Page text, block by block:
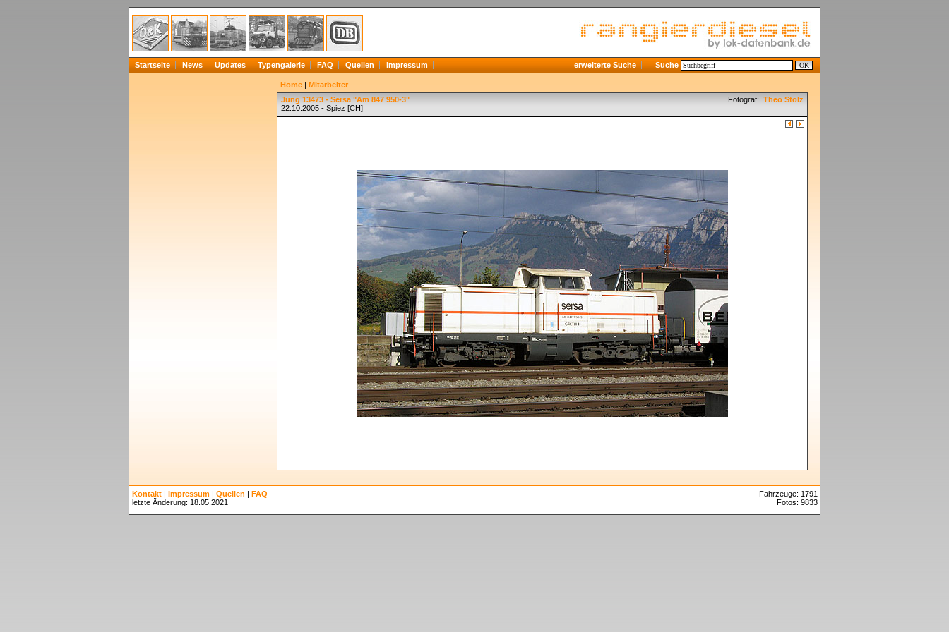
Startseite News Updates Typengalerie FAQ Quellen Impressum erweiterte Suche Suche
Home | Mitarbeiter
Jung 13473 - Sersa "Am 847 950-3"
22.10.2005 - Spiez [CH]
Fotograf: Theo Stolz
Kontakt | Impressum | Quellen | FAQ
letzte Änderung: 18.05.2021
Fahrzeuge: 1791
Fotos: 9833